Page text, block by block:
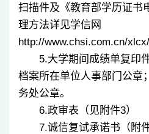
扫描件及《教育部学历证书
理方法详见学信网
http://www.chsi.com.cn/
5.大学期间成绩单复印
档案所在单位人事部门公章
务处公章。
6.政审表（见附件3）
7.诚信复试承诺书（附